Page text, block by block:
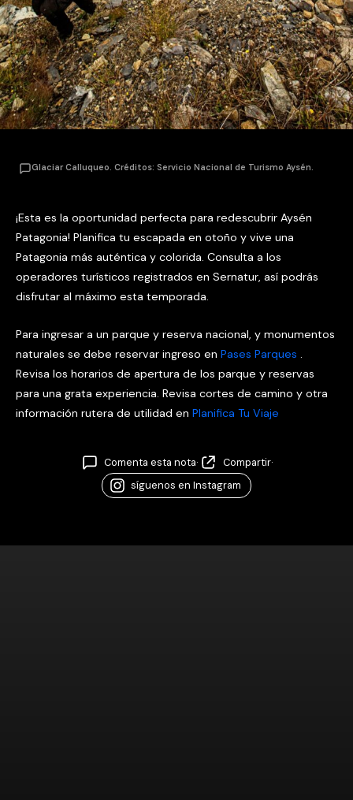
Glaciar Calluqueo. Créditos: Servicio Nacional de Turismo Aysén.
¡Esta es la oportunidad perfecta para redescubrir Aysén
Patagonia! Planifica tu escapada en otoño y vive una
Patagonia más auténtica y colorida. Consulta a los
operadores turísticos registrados en Sernatur, así podrás
disfrutar al máximo esta temporada.
Para ingresar a un parque y reserva nacional, y monumentos
naturales se debe reservar ingreso en Pases Parques .
Revisa los horarios de apertura de los parque y reservas
para una grata experiencia. Revisa cortes de camino y otra
información rutera de utilidad en Planifica Tu Viaje
Comenta esta nota· Compartir·
síguenos en Instagram